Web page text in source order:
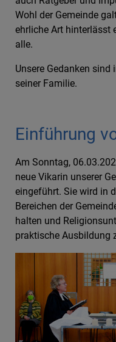
Wohl der Gemeinde
ehrliche Art hinterlässt
alle.
Unsere Gedanken
seiner Familie.
Einführung
Am Sonntag,
neue Vikarin unserer
eingeführt. Sie wird in
Bereichen der
halten und
praktische Ausbildung